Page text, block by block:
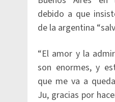
debido a que
de la argentina
“El amor y la
son enormes, y
que me va a
Ju, gracias por